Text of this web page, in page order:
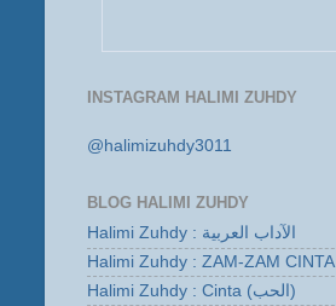
INSTAGRAM HALIMI ZUHDY
@halimizuhdy3011
BLOG HALIMI ZUHDY
Halimi Zuhdy : الآداب العربية
Halimi Zuhdy : ZAM-ZAM CINTA
Halimi Zuhdy : Cinta (الحب)